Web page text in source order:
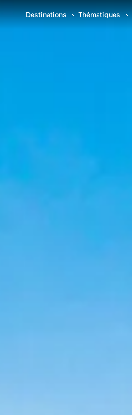
Destinations Thématiques